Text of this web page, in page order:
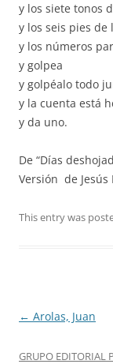
y los siete tonos
y los seis pies de
y los números
y golpea
y golpéalo todo
y la cuenta está
y da uno.
De “Días
Versión de
This entry was
Post
← Arolas, Juan
GRUPO EDITORIAL